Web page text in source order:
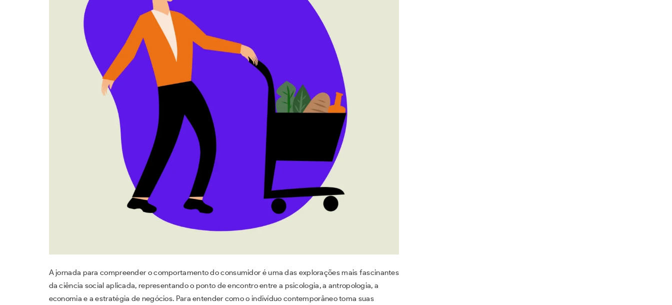
A jornada para compreender o comportamento do consumidor é uma das explorações mais fascinantes
da ciência social aplicada, representando o ponto de encontro entre a psicologia, a antropologia, a
economia e a estratégia de negócios. Para entender como o indivíduo contemporâneo toma suas